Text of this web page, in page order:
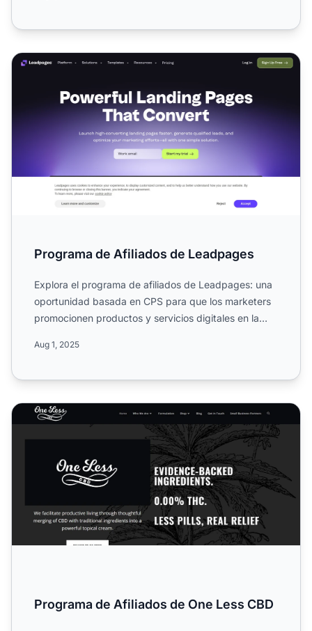
Programa de Afiliados de Leadpages
Programa de Afiliados de Leadpages
Explora el programa de afiliados de Leadpages: una
oportunidad basada en CPS para que los marketers
promocionen productos y servicios digitales en la
Aug 1, 2025
Programa de Afiliados de One Less CBD
Programa de Afiliados de One Less CBD